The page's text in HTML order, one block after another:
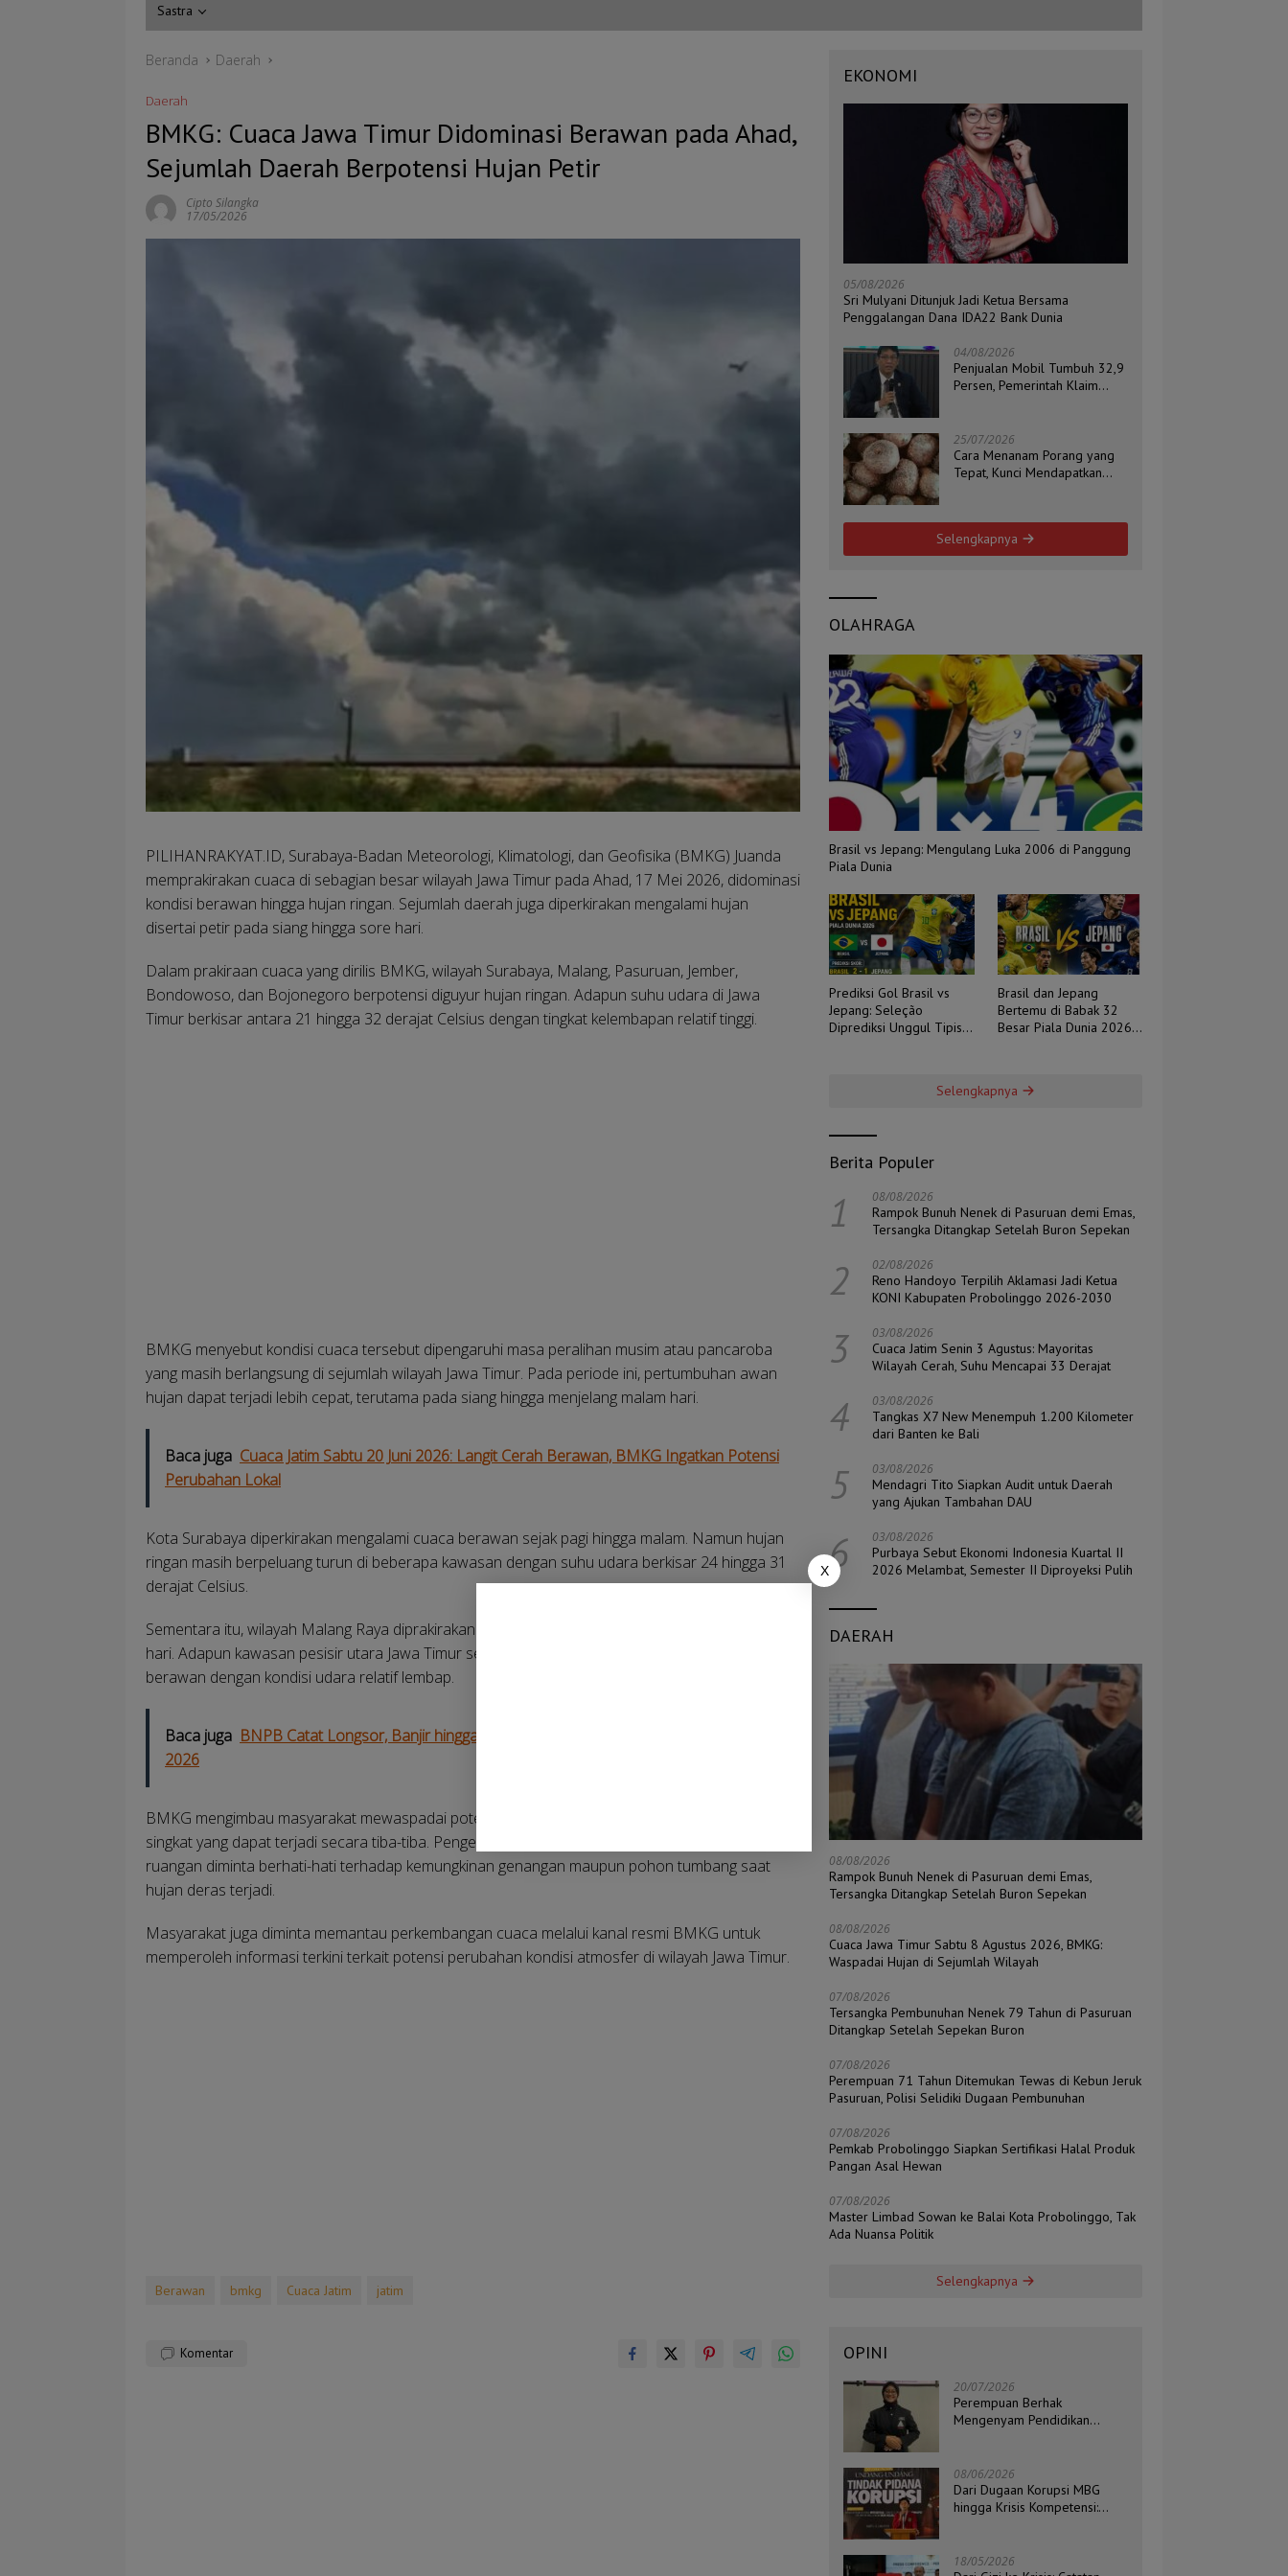
Sastra
Beranda Daerah
Daerah
BMKG: Cuaca Jawa Timur Didominasi Berawan pada Ahad,
Sejumlah Daerah Berpotensi Hujan Petir
Cipto Silangka
17/05/2026
PILIHANRAKYAT.ID, Surabaya-Badan Meteorologi, Klimatologi, dan Geofisika (BMKG) Juanda
memprakirakan cuaca di sebagian besar wilayah Jawa Timur pada Ahad, 17 Mei 2026, didominasi
kondisi berawan hingga hujan ringan. Sejumlah daerah juga diperkirakan mengalami hujan
disertai petir pada siang hingga sore hari.
Dalam prakiraan cuaca yang dirilis BMKG, wilayah Surabaya, Malang, Pasuruan, Jember,
Bondowoso, dan Bojonegoro berpotensi diguyur hujan ringan. Adapun suhu udara di Jawa
Timur berkisar antara 21 hingga 32 derajat Celsius dengan tingkat kelembapan relatif tinggi.
BMKG menyebut kondisi cuaca tersebut dipengaruhi masa peralihan musim atau pancaroba
yang masih berlangsung di sejumlah wilayah Jawa Timur. Pada periode ini, pertumbuhan awan
hujan dapat terjadi lebih cepat, terutama pada siang hingga menjelang malam hari.
Baca juga Cuaca Jatim Sabtu 20 Juni 2026: Langit Cerah Berawan, BMKG Ingatkan Potensi
Perubahan Lokal
Kota Surabaya diperkirakan mengalami cuaca berawan sejak pagi hingga malam. Namun hujan
ringan masih berpeluang turun di beberapa kawasan dengan suhu udara berkisar 24 hingga 31
derajat Celsius.
Sementara itu, wilayah Malang Raya diprakirakan mengalami hujan ringan pada pagi hingga siang
hari. Adapun kawasan pesisir utara Jawa Timur seperti Tuban dan Lamongan cenderung
berawan dengan kondisi udara relatif lembap.
Baca juga BNPB Catat Longsor, Banjir hingga Karhutla di Sejumlah Daerah pada Awal Juni
2026
BMKG mengimbau masyarakat mewaspadai potensi hujan petir dan angin kencang berdurasi
singkat yang dapat terjadi secara tiba-tiba. Pengendara dan warga yang beraktivitas di luar
ruangan diminta berhati-hati terhadap kemungkinan genangan maupun pohon tumbang saat
hujan deras terjadi.
Masyarakat juga diminta memantau perkembangan cuaca melalui kanal resmi BMKG untuk
memperoleh informasi terkini terkait potensi perubahan kondisi atmosfer di wilayah Jawa Timur.
Berawan bmkg Cuaca Jatim jatim
Komentar
EKONOMI
05/08/2026
Sri Mulyani Ditunjuk Jadi Ketua Bersama
Penggalangan Dana IDA22 Bank Dunia
04/08/2026
Penjualan Mobil Tumbuh 32,9
Persen, Pemerintah Klaim
25/07/2026
Cara Menanam Porang yang
Tepat, Kunci Mendapatkan
Selengkapnya
OLAHRAGA
Brasil vs Jepang: Mengulang Luka 2006 di Panggung
Piala Dunia
Prediksi Gol Brasil vs
Jepang: Seleção
Diprediksi Unggul Tipis,
Brasil dan Jepang
Bertemu di Babak 32
Besar Piala Dunia 2026,
Selengkapnya
Berita Populer
1 08/08/2026
Rampok Bunuh Nenek di Pasuruan demi Emas,
Tersangka Ditangkap Setelah Buron Sepekan
2 02/08/2026
Reno Handoyo Terpilih Aklamasi Jadi Ketua
KONI Kabupaten Probolinggo 2026-2030
3 03/08/2026
Cuaca Jatim Senin 3 Agustus: Mayoritas
Wilayah Cerah, Suhu Mencapai 33 Derajat
4 03/08/2026
Tangkas X7 New Menempuh 1.200 Kilometer
dari Banten ke Bali
5 03/08/2026
Mendagri Tito Siapkan Audit untuk Daerah
yang Ajukan Tambahan DAU
6 03/08/2026
Purbaya Sebut Ekonomi Indonesia Kuartal II
2026 Melambat, Semester II Diproyeksi Pulih
DAERAH
08/08/2026
Rampok Bunuh Nenek di Pasuruan demi Emas,
Tersangka Ditangkap Setelah Buron Sepekan
08/08/2026
Cuaca Jawa Timur Sabtu 8 Agustus 2026, BMKG:
Waspadai Hujan di Sejumlah Wilayah
07/08/2026
Tersangka Pembunuhan Nenek 79 Tahun di Pasuruan
Ditangkap Setelah Sepekan Buron
07/08/2026
Perempuan 71 Tahun Ditemukan Tewas di Kebun Jeruk
Pasuruan, Polisi Selidiki Dugaan Pembunuhan
07/08/2026
Pemkab Probolinggo Siapkan Sertifikasi Halal Produk
Pangan Asal Hewan
07/08/2026
Master Limbad Sowan ke Balai Kota Probolinggo, Tak
Ada Nuansa Politik
Selengkapnya
OPINI
20/07/2026
Perempuan Berhak
Mengenyam Pendidikan
08/06/2026
Dari Dugaan Korupsi MBG
hingga Krisis Kompetensi:
Politik, Hukum, dan HAM
18/05/2026
X